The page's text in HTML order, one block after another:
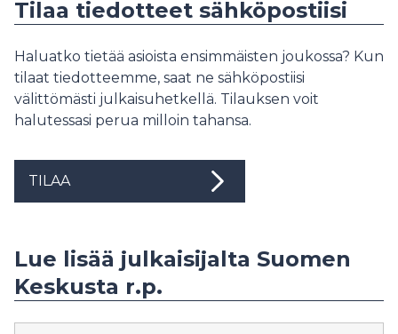
Tilaa tiedotteet sähköpostiisi
Haluatko tietää asioista ensimmäisten joukossa? Kun
tilaat tiedotteemme, saat ne sähköpostiisi
välittömästi julkaisuhetkellä. Tilauksen voit
halutessasi perua milloin tahansa.
TILAA
Lue lisää julkaisijalta Suomen
Keskusta r.p.